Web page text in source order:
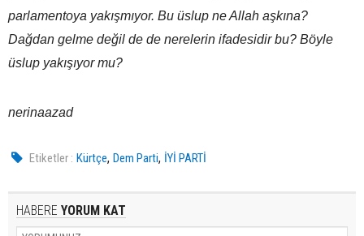
parlamentoya yakışmıyor. Bu üslup ne Allah aşkına?
Dağdan gelme değil de de nerelerin ifadesidir bu? Böyle
üslup yakışıyor mu?
nerinaazad
Etiketler : Kürtçe,Dem Parti, İYİ PARTİ
HABERE YORUM KAT